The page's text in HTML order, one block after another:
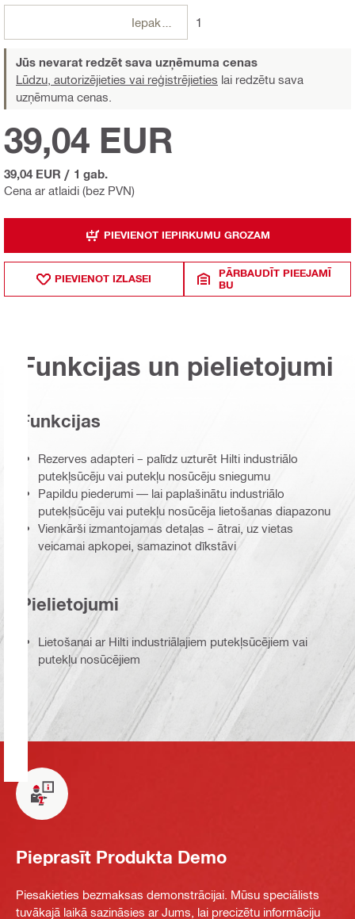
1
Jūs nevarat redzēt sava uzņēmuma cenas
Lūdzu, autorizējieties vai reģistrējieties lai redzētu sava
uzņēmuma cenas.
Cena ar atlaidi (bez PVN)
39,04 EUR
39,04 EUR / 1 gab.
PIEVIENOT IEPIRKUMU GROZAM
PIEVIENOT IZLASEI
PĀRBAUDĪT PIEEJAMĪ
BU
Funkcijas un pielietojumi
Funkcijas
Rezerves adapteri – palīdz uzturēt Hilti industriālo
putekļsūcēju vai putekļu nosūcēju sniegumu
Papildu piederumi — lai paplašinātu industriālo
putekļsūcēju vai putekļu nosūcēja lietošanas diapazonu
Vienkārši izmantojamas detaļas – ātrai, uz vietas
veicamai apkopei, samazinot dīkstāvi
Pielietojumi
Lietošanai ar Hilti industriālajiem putekļsūcējiem vai
putekļu nosūcējiem
Pieprasīt Produkta Demo
Piesakieties bezmaksas demonstrācijai. Mūsu speciālists
tuvākajā laikā sazināsies ar Jums, lai precizētu informāciju